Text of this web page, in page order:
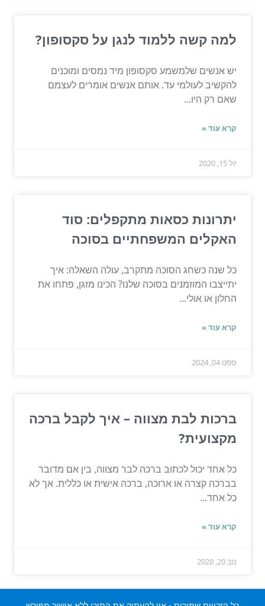
למה קשה ללמוד לנגן על סקסופון?
יש אנשים שלמשמע סקסופון מיד נמסים ומוכנים
להקשיב לעולמי עד. אותם אנשים אומרים לעצמם
שאם רק היו...
קרא עוד »
יול 15, 2020
יתרונות כסאות מתקפלים: סוד
האקלים המשפחתיים בסוכה
כל שנה כשחג הסוכה מתקרב, עולה השאלה: איך
יתייצבו המוזמנים בסוכה שלנו? הכינו מזגן, פתחו את
החלון או אולי...
קרא עוד »
ספט 04, 2024
ברכות לבת מצווה – איך לקבל ברכה
מקצועית?
כל אחד יכול לכתוב ברכה לבר מצווה, בין אם מדובר
בברכה קצרה או ארוכה, ברכה אישית או כללית. אך לא
כל אחד...
קרא עוד »
נוב 20, 2020